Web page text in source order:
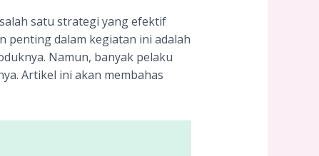
satu strategi yang efektif
penting dalam kegiatan ini adalah
Namun, banyak pelaku
Artikel ini akan membahas